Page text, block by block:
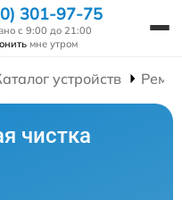
301-97-75
с 9:00 до 21:00
мне утром
устройств
чистка